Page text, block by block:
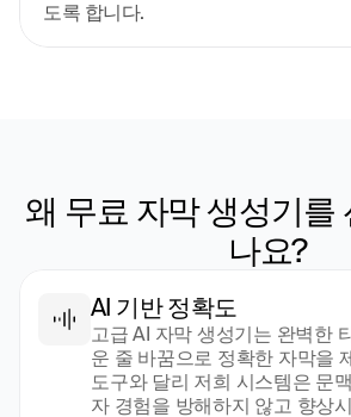
도록 합니다.
왜 무료 자막 생성기를
나요?
AI 기반 정확도
고급 AI 자막 생성기는 완벽한
운 줄 바꿈으로 정확한 자막을
도구와 달리 저희 시스템은 문
자 경험을 방해하지 않고 향상